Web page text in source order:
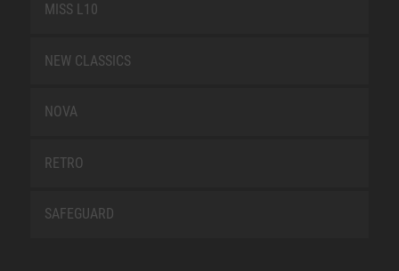
MISS L10
NEW CLASSICS
NOVA
RETRO
SAFEGUARD